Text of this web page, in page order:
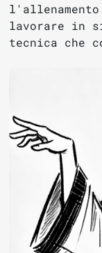
lavorare in
tecnica che